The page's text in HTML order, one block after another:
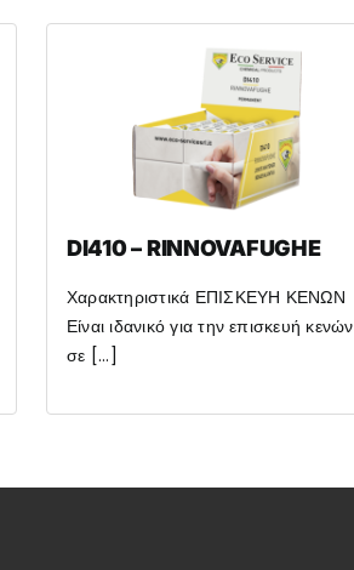
DI410 – RINNOVAFUGHE
Χαρακτηριστικά ΕΠΙΣΚΕΥΗ ΚΕΝΩΝ
Είναι ιδανικό για την επισκευή κενών
σε [...]